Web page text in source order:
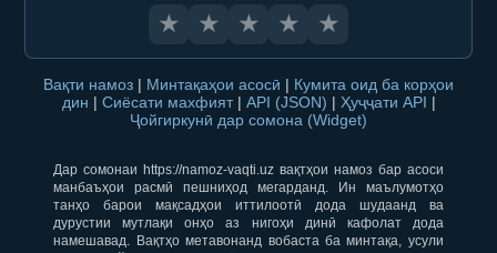
★ ★ ★ ★ ★
Вақти намоз | Минтақаҳои асосӣ | Кумита оид ба корҳои
дин | Сиёсати махфият | API (JSON) | Ҳуҷҷати API |
Ҷойгиркунӣ дар сомона (Widget)
Дар сомонаи https://namoz-vaqti.uz вақтҳои намоз бар асоси
манбаъҳои расмӣ пешниҳод мегарданд. Ин маълумотҳо
танҳо барои мақсадҳои иттилоотӣ дода шудаанд ва
дурустии мутлақи онҳо аз нигоҳи динӣ кафолат дода
намешавад. Вақтҳо метавонанд вобаста ба минтақа, усули